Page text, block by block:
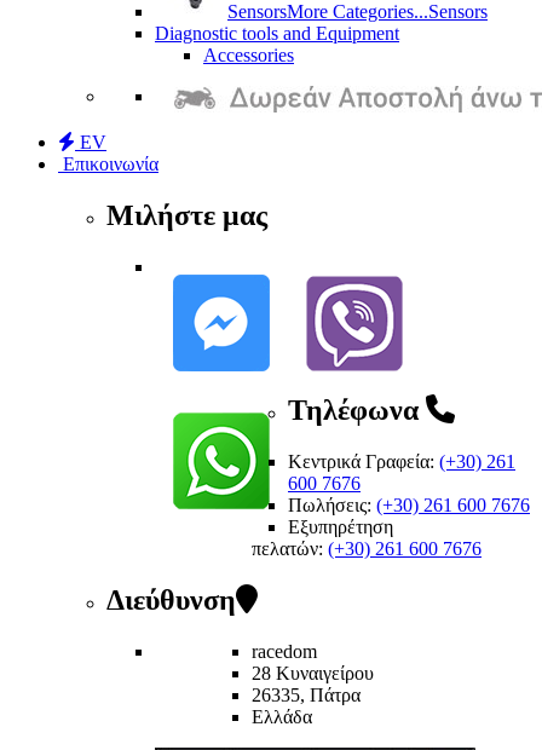
SensorsMore Categories...Sensors
Diagnostic tools and Equipment
Accessories
EV
Επικοινωνία
Μιλήστε μας
Τηλέφωνα
Κεντρικά Γραφεία: (+30) 261
600 7676
Πωλήσεις: (+30) 261 600 7676
Εξυπηρέτηση
πελατών: (+30) 261 600 7676
Διεύθυνση
racedom
28 Κυναιγείρου
26335, Πάτρα
Ελλάδα